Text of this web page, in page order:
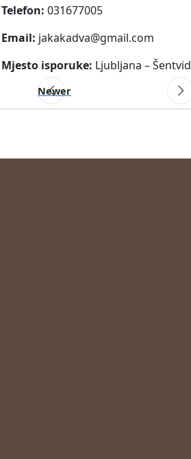
Telefon: 031677005
Email: jakakadva@gmail.com
Mjesto isporuke: Ljubljana – Šentvid
Newer